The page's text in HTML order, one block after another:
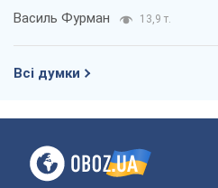
Василь Фурман 13,9 т.
Всі думки